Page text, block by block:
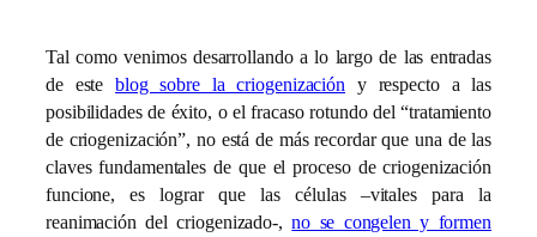
Tal como venimos desarrollando a lo largo de las entradas
de esteblog sobre la criogenización y respecto a las
posibilidades de éxito, o el fracaso rotundo del “tratamiento
de criogenización”, no está de más recordar que una de las
claves fundamentales de que el proceso de criogenización
funcione, es lograr que las células –vitales para la
reanimación del criogenizado-,no se congelen y formen